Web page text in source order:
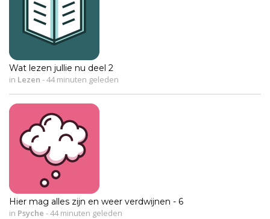
Wat lezen jullie nu deel 2
in Lezen -44 minuten geleden
Hier mag alles zijn en weer verdwijnen - 6
in Psyche -44 minuten geleden